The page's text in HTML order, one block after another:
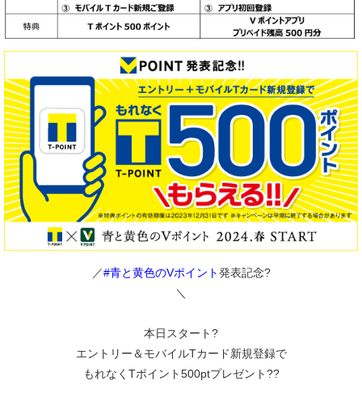
／#青と黄色のVポイント発表記念?
＼
本日スタート?
エントリー＆モバイルTカード新規登録で
もれなくTポイント500ptプレゼント??